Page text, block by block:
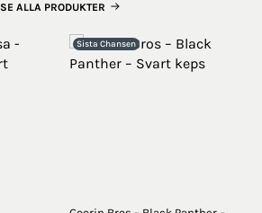
SE ALLA PRODUKTER
Sista Chansen